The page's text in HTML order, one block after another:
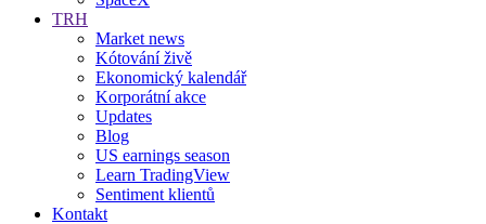
TRH
Market news
Kótování živě
Ekonomický kalendář
Korporátní akce
Updates
Blog
US earnings season
Learn TradingView
Sentiment klientů
Kontakt